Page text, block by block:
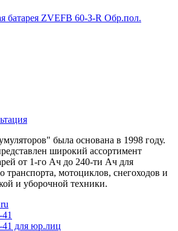
батарея ZVEFB 60-З-R Обр.пол.
была основана в 1998 году.
широкий ассортимент
от 1-го Ач до 240-ти Ач для
транспорта, мотоциклов, снегоходов и
и уборочной техники.
41 для юр.лиц